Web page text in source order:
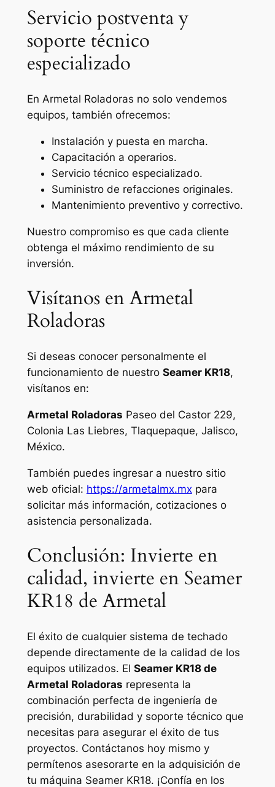
Servicio postventa y
soporte técnico
especializado
En Armetal Roladoras no solo vendemos
equipos, también ofrecemos:
Instalación y puesta en marcha.
Capacitación a operarios.
Servicio técnico especializado.
Suministro de refacciones originales.
Mantenimiento preventivo y correctivo.
Nuestro compromiso es que cada cliente
obtenga el máximo rendimiento de su
inversión.
Visítanos en Armetal
Roladoras
Si deseas conocer personalmente el
funcionamiento de nuestro Seamer KR18,
visítanos en:
Armetal Roladoras Paseo del Castor 229,
Colonia Las Liebres, Tlaquepaque, Jalisco,
México.
También puedes ingresar a nuestro sitio
web oficial: https://armetalmx.mxpara
solicitar más información, cotizaciones o
asistencia personalizada.
Conclusión: Invierte en
calidad, invierte en Seamer
KR18 de Armetal
El éxito de cualquier sistema de techado
depende directamente de la calidad de los
equipos utilizados. El Seamer KR18 de
Armetal Roladoras representa la
combinación perfecta de ingeniería de
precisión, durabilidad y soporte técnico que
necesitas para asegurar el éxito de tus
proyectos. Contáctanos hoy mismo y
permítenos asesorarte en la adquisición de
tu máquina Seamer KR18. ¡Confía en los